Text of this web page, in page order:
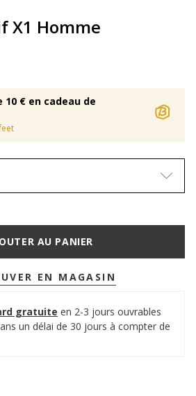
X1 Homme
€ en cadeau de
AU PANIER
EN MAGASIN
gratuite en 2-3 jours ouvrables
un délai de 30 jours à compter de